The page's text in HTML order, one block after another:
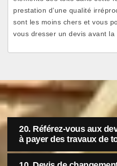
prestation d’une qualité
sont les moins chers et vous
vous dresser un devis avant la
20. Référez-vous aux
à payer des travaux de